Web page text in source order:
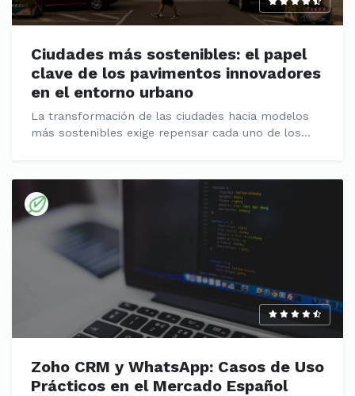
Ciudades más sostenibles: el papel
clave de los pavimentos innovadores
en el entorno urbano
La transformación de las ciudades hacia modelos
más sostenibles exige repensar cada uno de los...
Zoho CRM y WhatsApp: Casos de Uso
Prácticos en el Mercado Español